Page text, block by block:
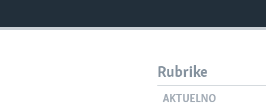
Rubrike
AKTUELNO